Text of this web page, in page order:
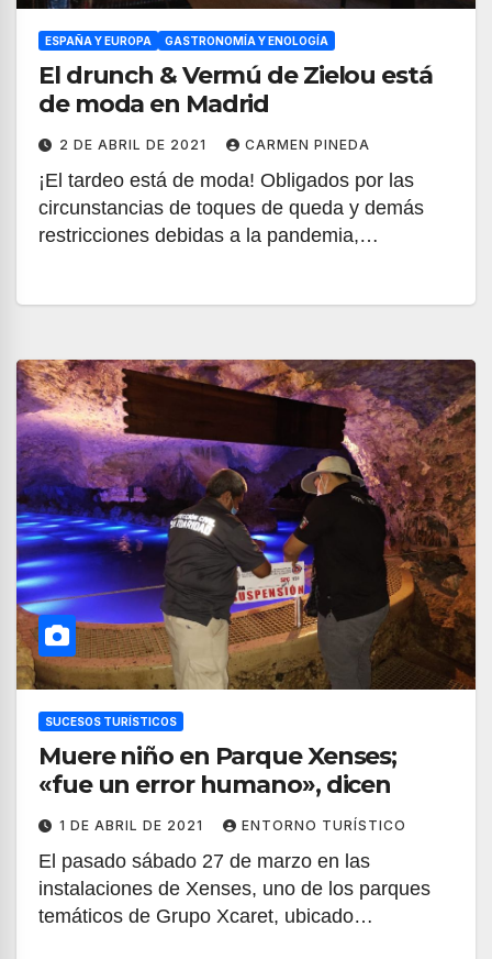
ESPAÑA Y EUROPA GASTRONOMÍA Y ENOLOGÍA
El drunch & Vermú de Zielou está
de moda en Madrid
2 DE ABRIL DE 2021 CARMEN PINEDA
¡El tardeo está de moda! Obligados por las
circunstancias de toques de queda y demás
restricciones debidas a la pandemia,…
SUCESOS TURÍSTICOS
Muere niño en Parque Xenses;
«fue un error humano», dicen
1 DE ABRIL DE 2021 ENTORNO TURÍSTICO
El pasado sábado 27 de marzo en las
instalaciones de Xenses, uno de los parques
temáticos de Grupo Xcaret, ubicado…